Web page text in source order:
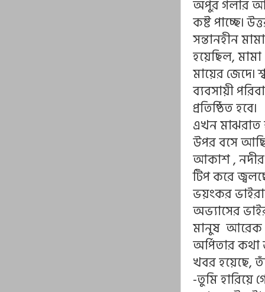
অপুর গলার
কষ্ট পাচ্ছে৷
সন্তানহীন
হয়েছিল,
মায়ের
ব্যবসায়ী
প্রতিষ্ঠিত হবে৷
এখন মাঝরাত
উপর বসে
আকাশ ,
টিপ করে
ভয়ংকর
অভ্যাসের
মানুষ আরেক
অর্পিতার কথা
খবর হয়েছে,
-তুমি হারিয়ে